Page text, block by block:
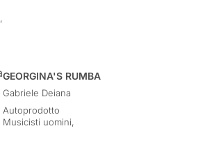
,
GEORGINA'S RUMBA
Gabriele Deiana
Autoprodotto
Musicisti uomini,